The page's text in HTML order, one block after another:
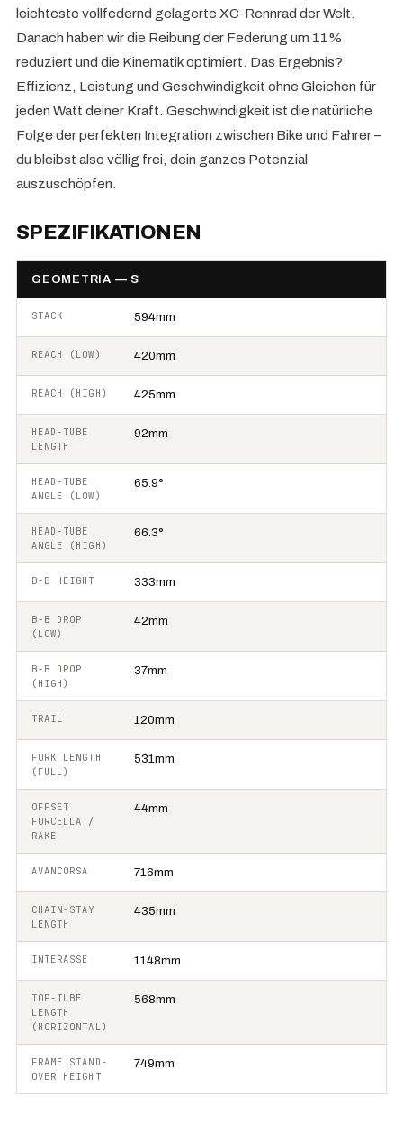
leichteste vollfedernd gelagerte XC-Rennrad der Welt.
Danach haben wir die Reibung der Federung um 11%
reduziert und die Kinematik optimiert. Das Ergebnis?
Effizienz, Leistung und Geschwindigkeit ohne Gleichen für
jeden Watt deiner Kraft. Geschwindigkeit ist die natürliche
Folge der perfekten Integration zwischen Bike und Fahrer –
du bleibst also völlig frei, dein ganzes Potenzial
auszuschöpfen.
SPEZIFIKATIONEN
GEOMETRIA — S
STACK 594mm
REACH (LOW) 420mm
REACH (HIGH) 425mm
HEAD-TUBE
LENGTH
92mm
HEAD-TUBE
ANGLE (LOW)
65.9°
HEAD-TUBE
ANGLE (HIGH)
66.3°
B-B HEIGHT 333mm
B-B DROP
(LOW)
42mm
B-B DROP
(HIGH)
37mm
TRAIL 120mm
FORK LENGTH
(FULL)
531mm
OFFSET
FORCELLA /
RAKE
44mm
AVANCORSA 716mm
CHAIN-STAY
LENGTH
435mm
INTERASSE 1148mm
TOP-TUBE
LENGTH
(HORIZONTAL)
568mm
FRAME STAND-
OVER HEIGHT
749mm